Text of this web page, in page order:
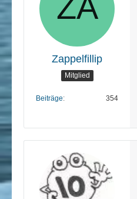
Zappelfillip
Mitglied
Beiträge 354